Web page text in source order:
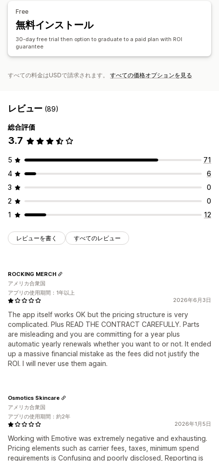
フィードバックのリクエスト
注文追跡
ウェルカムメッセージ
Free
無料インストール
30-day free trial then option to graduate to a paid plan with ROI
guarantee
すべての料金はUSDで請求されます。 すべての価格オプションを見る
レビュー (89)
総合評価
3.7
5
71
4
6
3
0
2
0
1
12
レビューを書く すべてのレビュー
2026年6月3日
The app itself works OK but the pricing structure is very
complicated. Plus READ THE CONTRACT CAREFULLY. Parts
are misleading and you are committing for a year plus
automatic yearly renewals whether you want to or not. It ended
up a massive financial mistake as the fees did not justify the
ROI. I will never use them again.
ROCKING MERCH
アメリカ合衆国
アプリの使用期間：1年以上
2026年1月5日
Working with Emotive was extremely negative and exhausting.
Pricing elements such as carrier fees, taxes, minimum spend
requirements is Confusing and poorly disclosed, Reporting is
Osmotics Skincare
アメリカ合衆国
アプリの使用期間：約2年